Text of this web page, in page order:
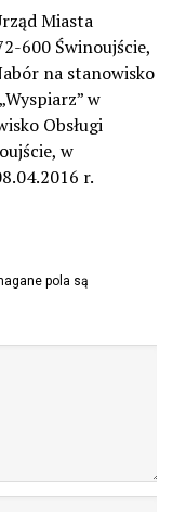
Miasta
600 Świnoujście,
na stanowisko
w
Obsługi
w
r.
pola są